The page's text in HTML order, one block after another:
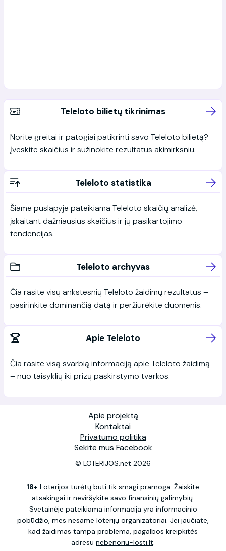
Teleloto bilietų tikrinimas
Norite greitai ir patogiai patikrinti savo Teleloto bilietą?
Įveskite skaičius ir sužinokite rezultatus akimirksniu.
Teleloto statistika
Šiame puslapyje pateikiama Teleloto skaičių analizė,
įskaitant dažniausius skaičius ir jų pasikartojimo
tendencijas.
Teleloto archyvas
Čia rasite visų ankstesnių Teleloto žaidimų rezultatus –
pasirinkite dominančią datą ir peržiūrėkite duomenis.
Apie Teleloto
Čia rasite visą svarbią informaciją apie Teleloto žaidimą
– nuo taisyklių iki prizų paskirstymo tvarkos.
Apie projektą
Kontaktai
Privatumo politika
Sekite mus Facebook
© LOTERIJOS.net 2026
18+ Loterijos turėtų būti tik smagi pramoga. Žaiskite
atsakingai ir neviršykite savo finansinių galimybių.
Svetainėje pateikiama informacija yra informacinio
pobūdžio, mes nesame loterijų organizatoriai. Jei jaučiate,
kad žaidimas tampa problema, pagalbos kreipkitės
adresu nebenoriu-losti.lt.